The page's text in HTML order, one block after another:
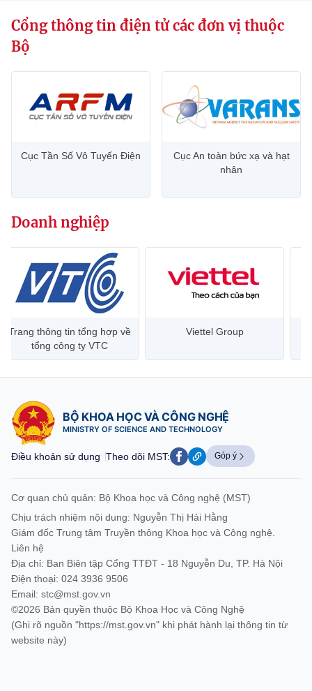
Cổng thông tin điện tử các đơn vị thuộc
Bộ
Cục Tần Số Vô Tuyến Điện
Cục An toàn bức xạ và hạt
nhân
Doanh nghiệp
Trang thông tin tổng hợp về
tổng công ty VTC
Viettel Group
BỘ KHOA HỌC VÀ CÔNG NGHỆ
MINISTRY OF SCIENCE AND TECHNOLOGY
Điều khoản sử dụng Theo dõi MST: Góp ý
Cơ quan chủ quản: Bộ Khoa học và Công nghệ (MST)
Chịu trách nhiệm nội dung: Nguyễn Thị Hải Hằng
Giám đốc Trung tâm Truyền thông Khoa học và Công nghệ.
Liên hệ
Địa chỉ: Ban Biên tập Cổng TTĐT - 18 Nguyễn Du, TP. Hà Nội
Điện thoại: 024 3936 9506
Email: stc@mst.gov.vn
©2026 Bản quyền thuộc Bộ Khoa Học và Công Nghệ
(Ghi rõ nguồn "https://mst.gov.vn" khi phát hành lại thông tin từ
website này)